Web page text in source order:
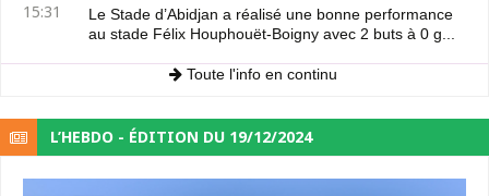
15:31
Le Stade d’Abidjan a réalisé une bonne performance
au stade Félix Houphouët-Boigny avec 2 buts à 0 g...
Toute l'info en continu
L’HEBDO - ÉDITION DU 19/12/2024